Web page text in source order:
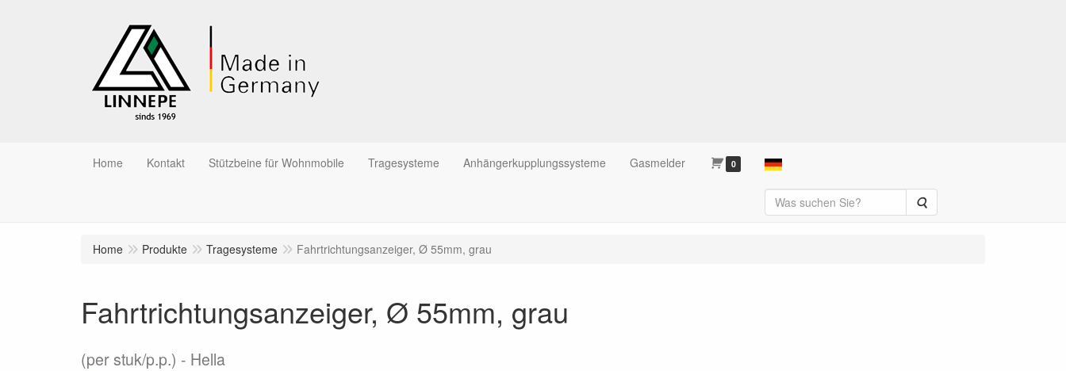
Home Kontakt Stützbeine für Wohnmobile Tragesysteme Anhängerkupplungssysteme Gasmelder 0
Suche
Home Produkte Tragesysteme Fahrtrichtungsanzeiger, Ø 55mm, grau
Fahrtrichtungsanzeiger, Ø 55mm, grau
(per stuk/p.p.) Hella